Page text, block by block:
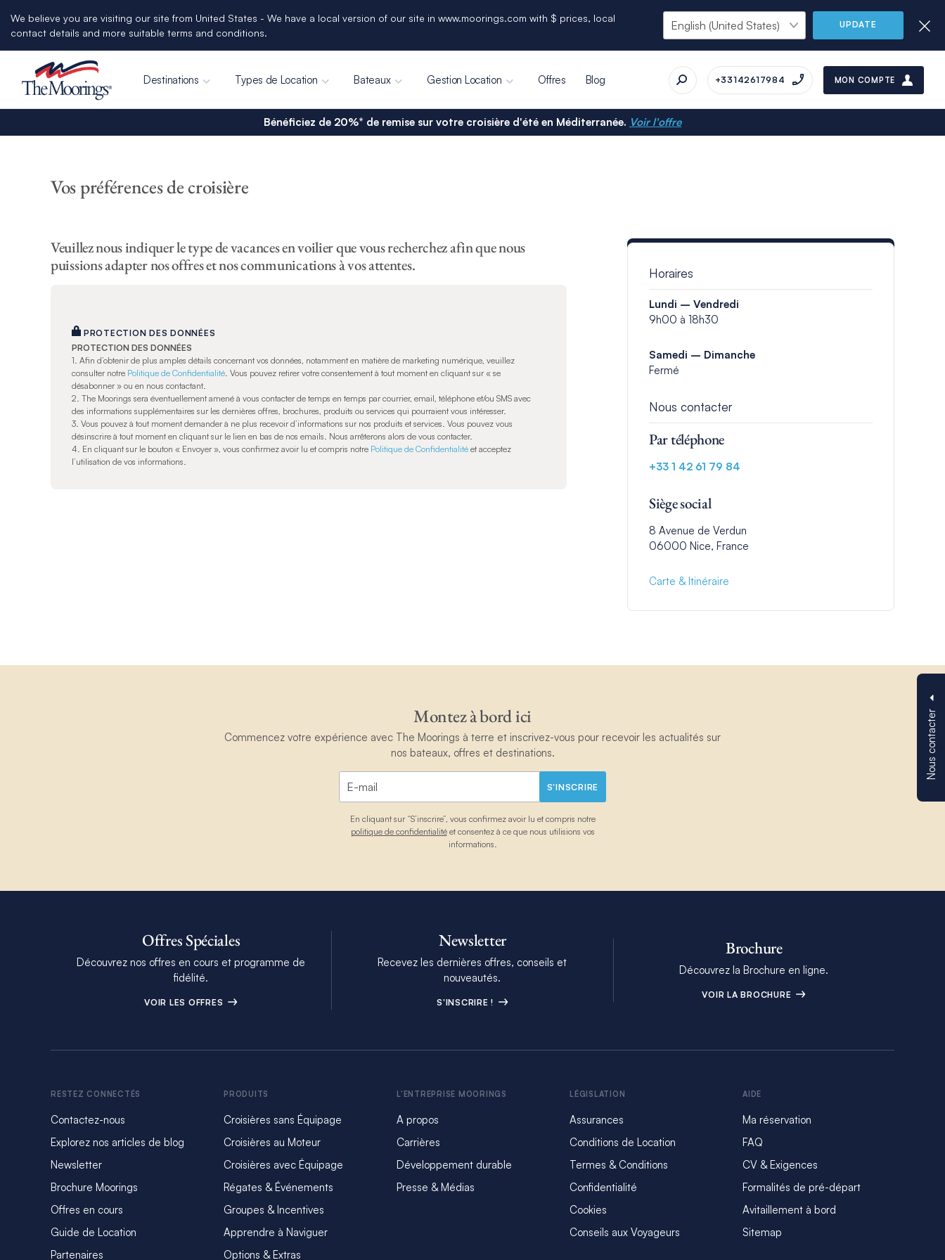
We believe you are visiting our site from United States - We have a local version of our site in www.moorings.com with $ prices, local
contact details and more suitable terms and conditions.
UPDATE
Destinations Types de Location Bateaux Gestion Location Offres Blog +33142617984 MON COMPTE
Nous contacter
Bénéficiez de 20%* de remise sur votre croisière d'été en Méditerranée. Voir l'offre
Vos préférences de croisière
Veuillez nous indiquer le type de vacances en voilier que vous recherchez afin que nous
puissions adapter nos offres et nos communications à vos attentes.
PROTECTION DES DONNÉES
PROTECTION DES DONNÉES
1. Afin d’obtenir de plus amples détails concernant vos données, notamment en matière de marketing numérique, veuillez
consulter notre Politique de Confidentialité . Vous pouvez retirer votre consentement à tout moment en cliquant sur « se
désabonner » ou en nous contactant.
2. The Moorings sera éventuellement amené à vous contacter de temps en temps par courrier, email, téléphone et/ou SMS avec
des informations supplémentaires sur les dernières offres, brochures, produits ou services qui pourraient vous intéresser.
3. Vous pouvez à tout moment demander à ne plus recevoir d’informations sur nos produits et services. Vous pouvez vous
désinscrire à tout moment en cliquant sur le lien en bas de nos emails. Nous arrêterons alors de vous contacter.
4. En cliquant sur le bouton « Envoyer », vous confirmez avoir lu et compris notre Politique de Confidentialité et acceptez
l’utilisation de vos informations.
Horaires
Lundi – Vendredi
9h00 à 18h30
Samedi – Dimanche
Fermé
Nous contacter
Par téléphone
+33 1 42 61 79 84
Siège social
8 Avenue de Verdun
06000 Nice, France
Carte & Itinéraire
Montez à bord ici
Commencez votre expérience avec The Moorings à terre et inscrivez-vous pour recevoir les actualités sur
nos bateaux, offres et destinations.
S'INSCRIRE
En cliquant sur “S’inscrire”, vous confirmez avoir lu et compris notre
politique de confidentialitéet consentez à ce que nous utilisions vos
informations.
Offres Spéciales
Découvrez nos offres en cours et programme de
fidélité.
VOIR LES OFFRES
Newsletter
Recevez les dernières offres, conseils et
nouveautés.
S'INSCRIRE !
Brochure
Découvrez la Brochure en ligne.
VOIR LA BROCHURE
RESTEZ CONNECTÉS
Contactez-nous
Explorez nos articles de blog
Newsletter
Brochure Moorings
Offres en cours
Guide de Location
Partenaires
PRODUITS
Croisières sans Équipage
Croisières au Moteur
Croisières avec Équipage
Régates & Événements
Groupes & Incentives
Apprendre à Naviguer
Options & Extras
L'ENTREPRISE MOORINGS
A propos
Carrières
Développement durable
Presse & Médias
LÉGISLATION
Assurances
Conditions de Location
Termes & Conditions
Confidentialité
Cookies
Conseils aux Voyageurs
AIDE
Ma réservation
FAQ
CV & Exigences
Formalités de pré-départ
Avitaillement à bord
Sitemap